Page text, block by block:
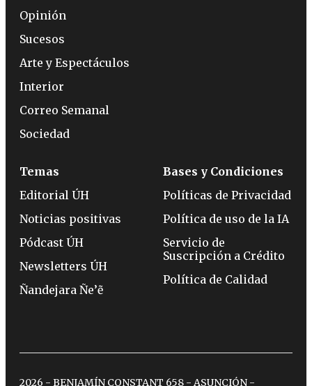
Opinión
Sucesos
Arte y Espectáculos
Interior
Correo Semanal
Sociedad
Temas
Editorial ÚH
Noticias positivas
Pódcast ÚH
Newsletters ÚH
Ñandejara Ñe’ẽ
Bases y Condiciones
Políticas de Privacidad
Política de uso de la IA
Servicio de
Suscripción a Crédito
Política de Calidad
2026 - BENJAMÍN CONSTANT 658 - ASUNCIÓN -